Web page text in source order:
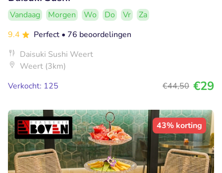
Vandaag Morgen Wo Do Vr
Za
9.4
Perfect • 76 beoordelingen
Daisuki Sushi Weert
Weert (3km)
Verkocht: 125
€44,50 €29
43% korting